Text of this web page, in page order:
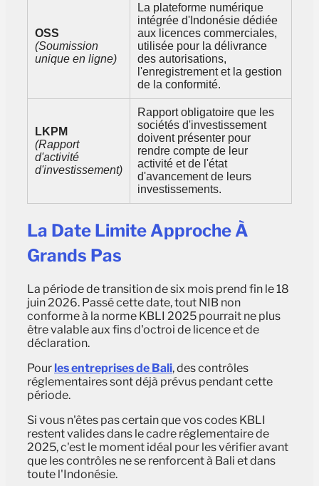
OSS
(Soumission
unique en ligne)
La plateforme numérique
intégrée d'Indonésie dédiée
aux licences commerciales,
utilisée pour la délivrance
des autorisations,
l'enregistrement et la gestion
de la conformité.
LKPM
(Rapport
d'activité
d'investissement)
Rapport obligatoire que les
sociétés d'investissement
doivent présenter pour
rendre compte de leur
activité et de l'état
d'avancement de leurs
investissements.
La Date Limite Approche À
Grands Pas
La période de transition de six mois prend fin le 18
juin 2026. Passé cette date, tout NIB non
conforme à la norme KBLI 2025 pourrait ne plus
être valable aux fins d'octroi de licence et de
déclaration.
Pour les entreprises de Bali, des contrôles
réglementaires sont déjà prévus pendant cette
période.
Si vous n'êtes pas certain que vos codes KBLI
restent valides dans le cadre réglementaire de
2025, c'est le moment idéal pour les vérifier avant
que les contrôles ne se renforcent à Bali et dans
toute l'Indonésie.